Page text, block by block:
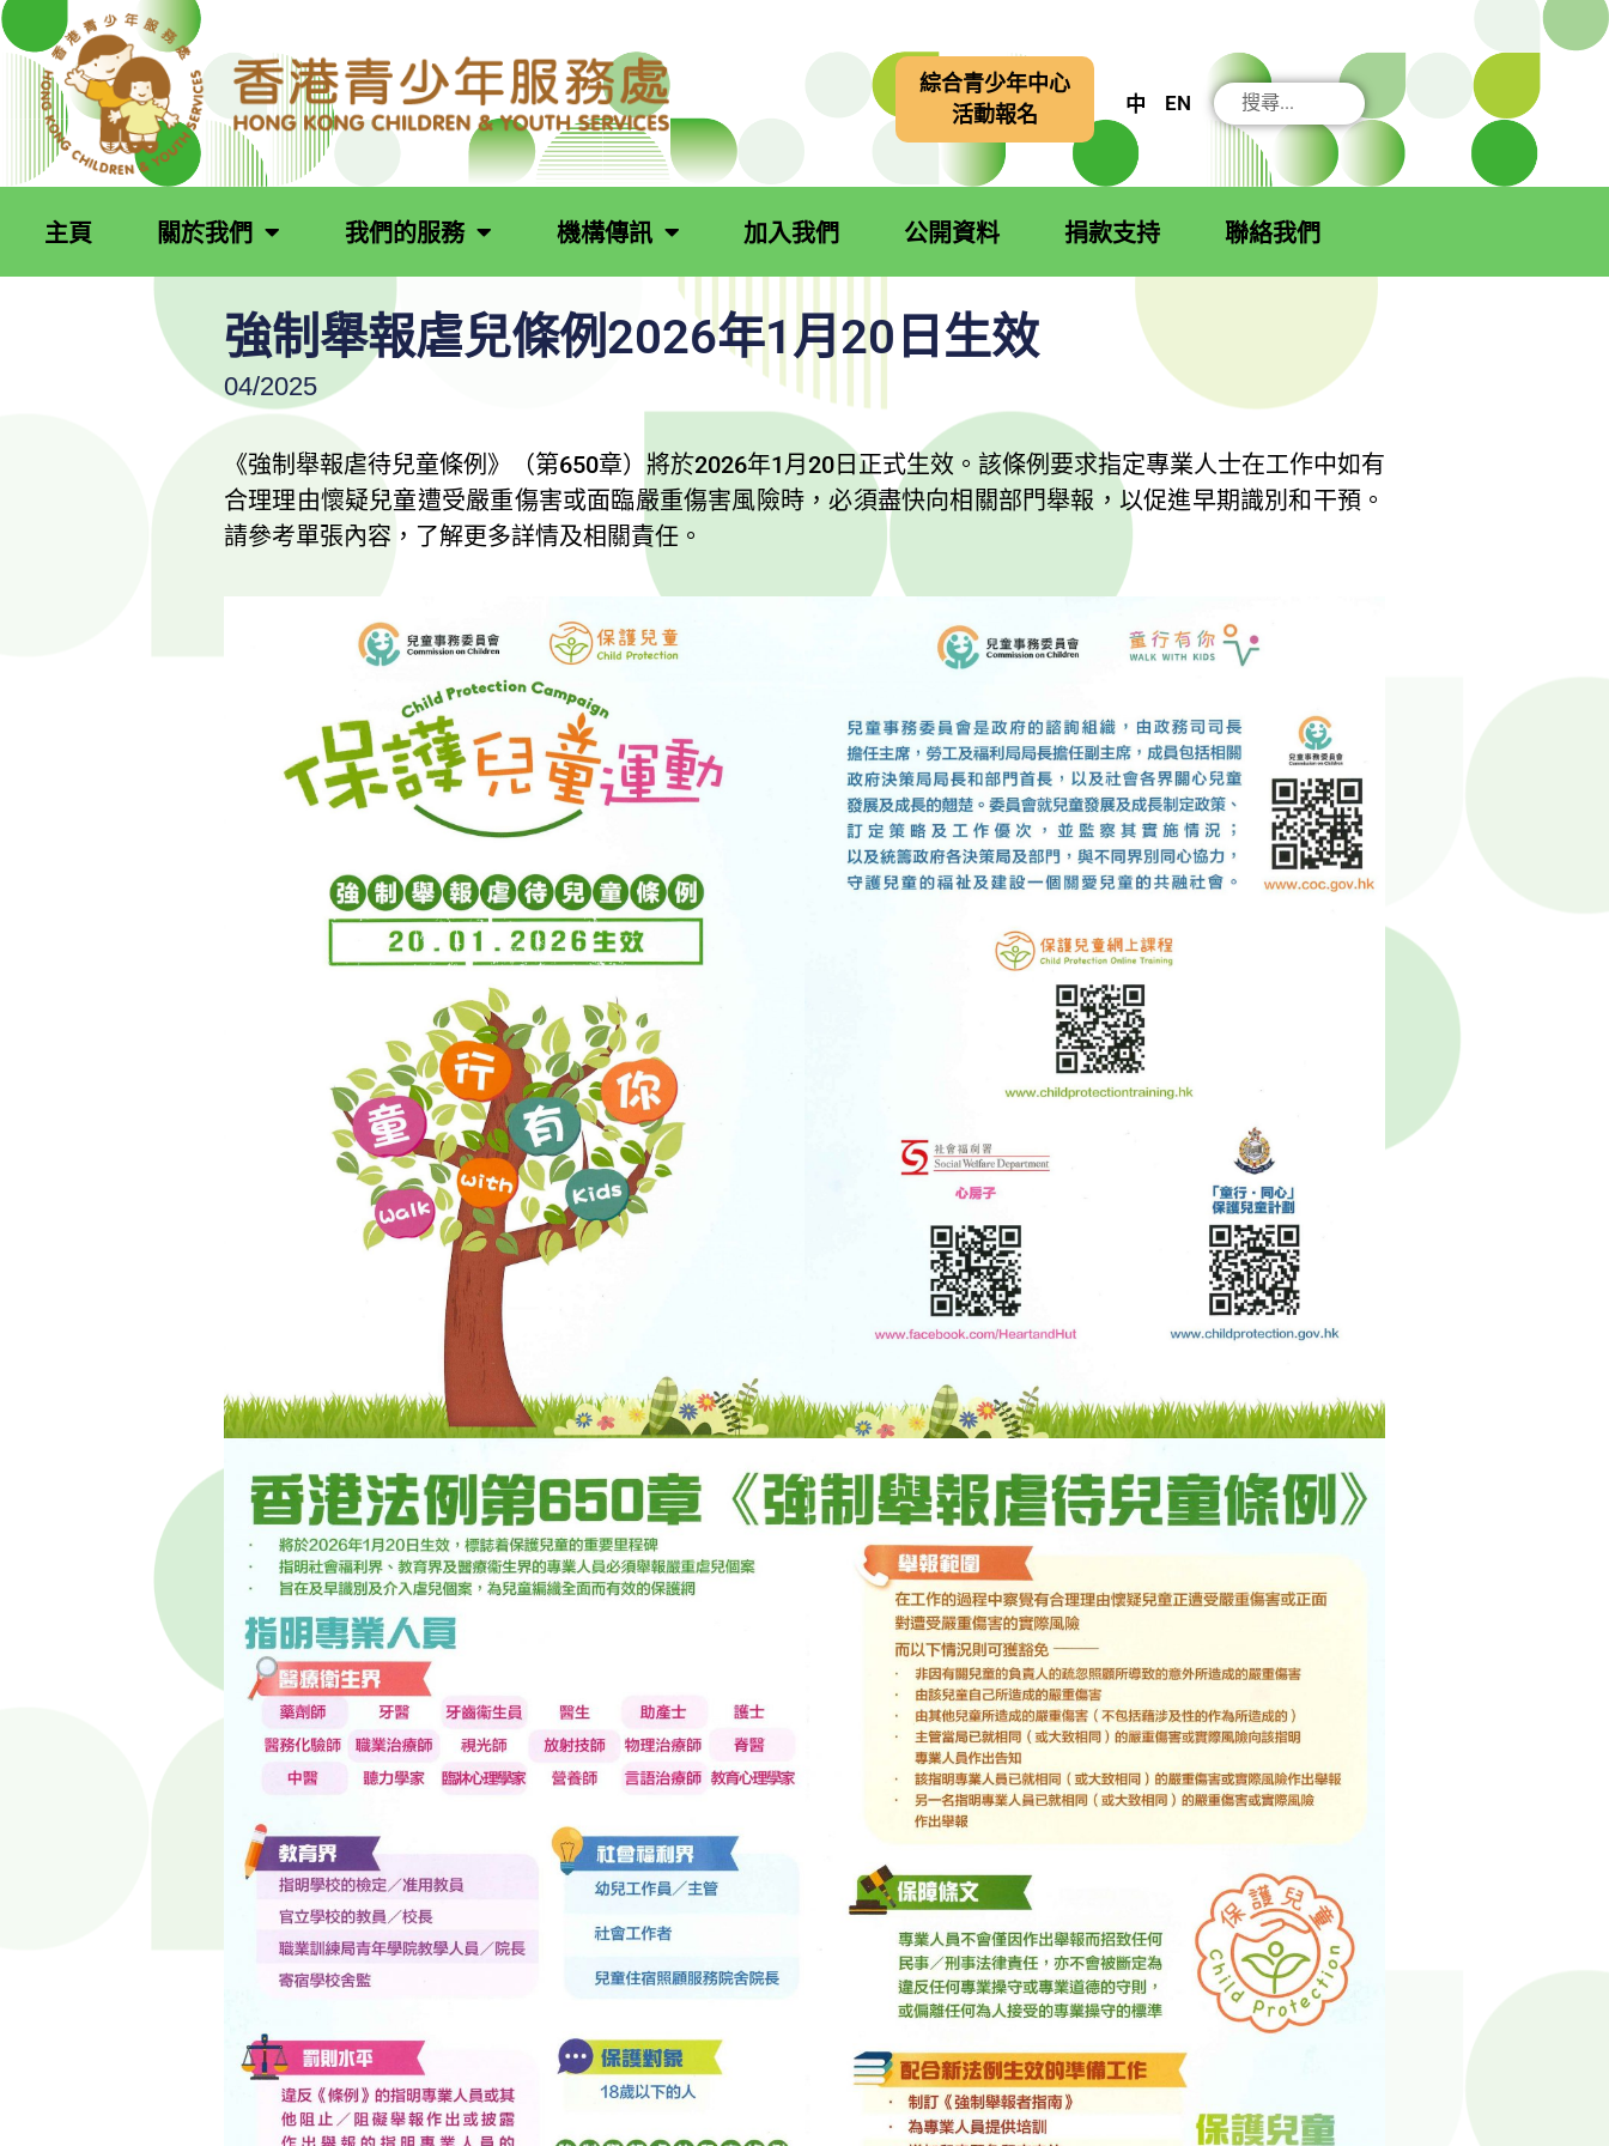
跳
至
綜合青少年中心
活動報名
中 EN
搜
尋
主頁 關於我們 我們的服務 機構傳訊 加入我們 公開資料 捐款支持 聯絡我們
強制舉報虐兒條例2026年1月20日生效
04/2025
《強制舉報虐待兒童條例》（第650章）將於2026年1月20日正式生效。該條例要求指定專業人士在工作中如有
合理理由懷疑兒童遭受嚴重傷害或面臨嚴重傷害風險時，必須盡快向相關部門舉報，以促進早期識別和干預。
請參考單張內容，了解更多詳情及相關責任。